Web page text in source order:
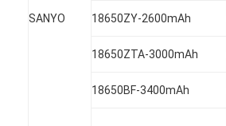
SANYO 18650ZY-2600mAh
18650ZTA-3000mAh
18650BF-3400mAh